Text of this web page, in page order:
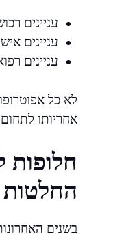
עניינים
עניינים
עניינים
לא כל
אחריותו
חלופות
החלטות
בשנים